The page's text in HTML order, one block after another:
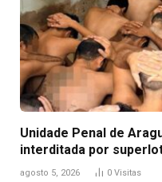
Unidade Penal de
interditada por
agosto 5, 2026 0 Visitas